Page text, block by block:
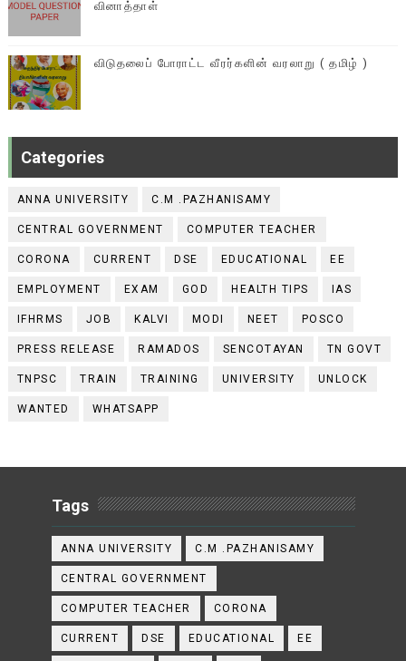
வினாத்தாள்
விடுதலைப் போராட்ட வீரர்களின் வரலாறு ( தமிழ் )
Categories
ANNA UNIVERSITY C.M .PAZHANISAMY
CENTRAL GOVERNMENT COMPUTER TEACHER
CORONA CURRENT DSE EDUCATIONAL EE
EMPLOYMENT EXAM GOD HEALTH TIPS IAS
IFHRMS JOB KALVI MODI NEET POSCO
PRESS RELEASE RAMADOS SENCOTAYAN TN GOVT
TNPSC TRAIN TRAINING UNIVERSITY UNLOCK
WANTED WHATSAPP
Tags
ANNA UNIVERSITY C.M .PAZHANISAMY
CENTRAL GOVERNMENT
COMPUTER TEACHER CORONA
CURRENT DSE EDUCATIONAL EE